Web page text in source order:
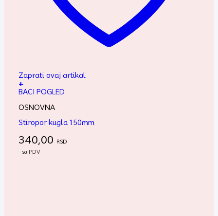
Zaprati ovaj artikal
+
BACI POGLED
OSNOVNA
Stiropor kugla 150mm
340,00 RSD
- sa PDV